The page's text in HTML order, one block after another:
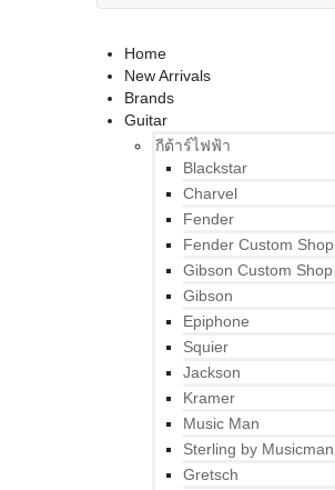
Home
New Arrivals
Brands
Guitar
กีต้าร์ไฟฟ้า
Blackstar
Charvel
Fender
Fender Custom Shop
Gibson Custom Shop
Gibson
Epiphone
Squier
Jackson
Kramer
Music Man
Sterling by Musicman
Gretsch